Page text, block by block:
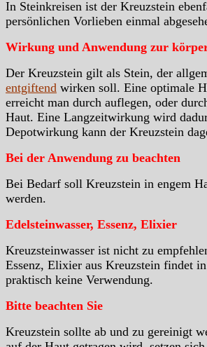
In Steinkreisen ist der Kreuzstein
persönlichen Vorlieben einmal
Wirkung und Anwendung zur
Der Kreuzstein gilt als Stein, der
entgiftend wirken soll. Eine optimale
erreicht man durch auflegen, oder
Haut. Eine Langzeitwirkung wird
Depotwirkung kann der Kreuzstein
Bei der Anwendung zu beachten
Bei Bedarf soll Kreuzstein in engem
werden.
Edelsteinwasser, Essenz, Elixier
Kreuzsteinwasser ist nicht zu
Essenz, Elixier aus Kreuzstein findet
praktisch keine Verwendung.
Bitte beachten Sie
Kreuzstein sollte ab und zu gereinigt